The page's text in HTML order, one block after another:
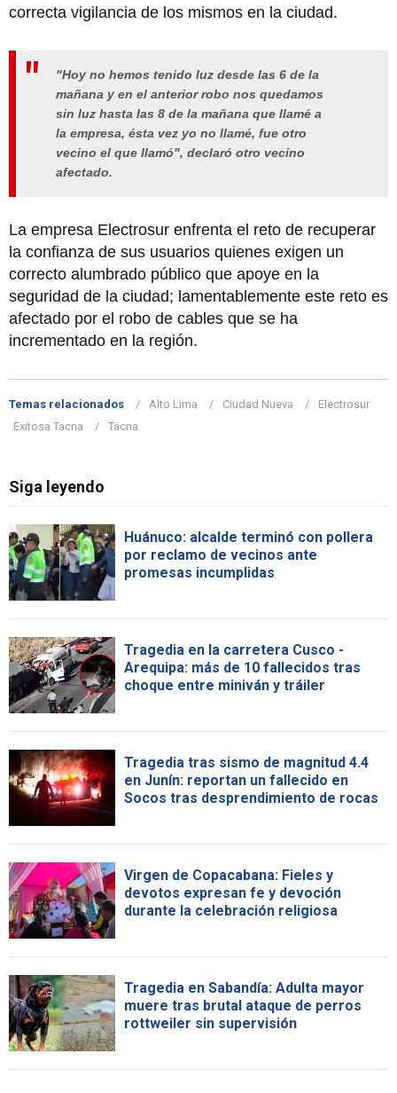
correcta vigilancia de los mismos en la ciudad.
"Hoy no hemos tenido luz desde las 6 de la
mañana y en el anterior robo nos quedamos
sin luz hasta las 8 de la mañana que llamé a
la empresa, ésta vez yo no llamé, fue otro
vecino el que llamó", declaró otro vecino
afectado.
La empresa Electrosur enfrenta el reto de recuperar
la confianza de sus usuarios quienes exigen un
correcto alumbrado público que apoye en la
seguridad de la ciudad; lamentablemente este reto es
afectado por el robo de cables que se ha
incrementado en la región.
Temas relacionados Alto Lima Ciudad Nueva
Electrosur
Exitosa Tacna
Tacna
Siga leyendo
Huánuco: alcalde terminó con pollera
por reclamo de vecinos ante
promesas incumplidas
Tragedia en la carretera Cusco -
Arequipa: más de 10 fallecidos tras
choque entre miniván y tráiler
Tragedia tras sismo de magnitud 4.4
en Junín: reportan un fallecido en
Socos tras desprendimiento de rocas
Virgen de Copacabana: Fieles y
devotos expresan fe y devoción
durante la celebración religiosa
Tragedia en Sabandía: Adulta mayor
muere tras brutal ataque de perros
rottweiler sin supervisión